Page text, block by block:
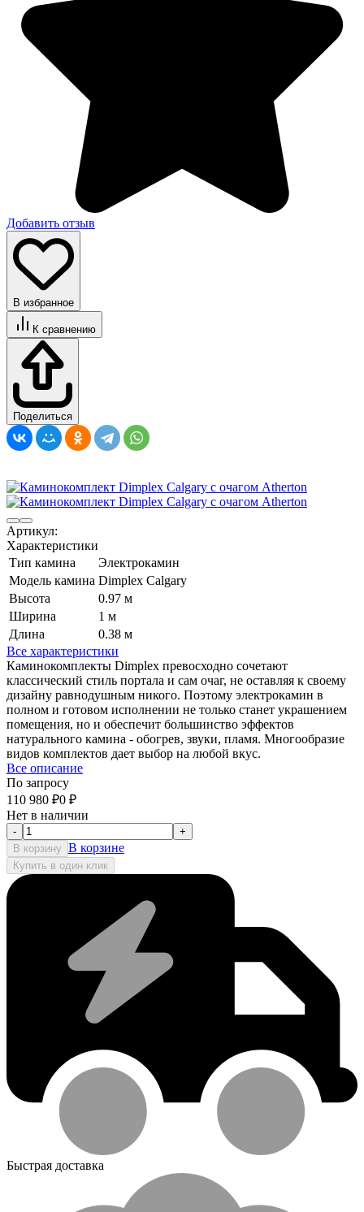
Добавить отзыв
В избранное
К сравнению
Поделиться
Артикул:
Характеристики
Тип камина
Электрокамин
Модель камина Dimplex Calgary
Высота
0.97 м
Ширина
1 м
Длина
0.38 м
Все характеристики
Каминокомплекты Dimplex превосходно сочетают
классический стиль портала и сам очаг, не оставляя к своему
дизайну равнодушным никого. Поэтому электрокамин в
полном и готовом исполнении не только станет украшением
помещения, но и обеспечит большинство эффектов
натурального камина - обогрев, звуки, пламя. Многообразие
видов комплектов дает выбор на любой вкус.
Все описание
По запросу
110 980 ₽0 ₽
Нет в наличии
-
+
В корзину В корзине
Купить в один клик
Быстрая доставка